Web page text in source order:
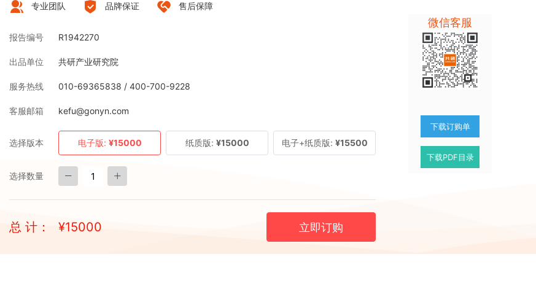
专业团队 品牌保证 售后保障
报告编号 R1942270
出品单位 共研产业研究院
服务热线 010-69365838 / 400-700-9228
客服邮箱 kefu@gonyn.com
选择版本 电子版: ¥15000 纸质版: ¥15000 电子+纸质版: ¥15500
选择数量
总 计： ¥15000 立即订购
微信客服
下载订购单
下载PDF目录